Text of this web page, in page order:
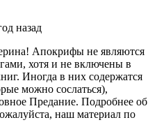
назад
Апокрифы не являются
хотя и не включены в
Иногда в них содержатся
можно сослаться),
Предание. Подробнее об
наш материал по